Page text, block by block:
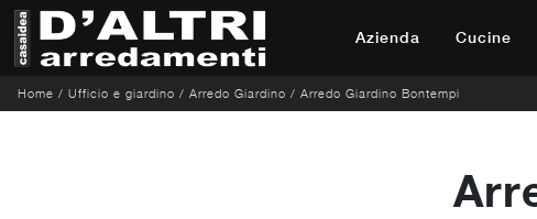
Azienda Cucine
Home / Ufficio e giardino / Arredo Giardino / Arredo Giardino Bontempi